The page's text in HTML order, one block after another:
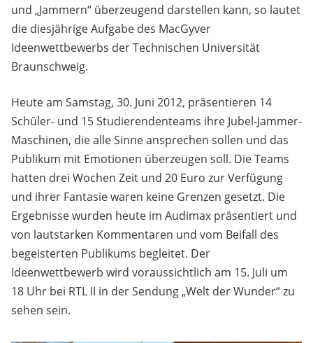
und „Jammern“ überzeugend darstellen kann, so lautet
die diesjährige Aufgabe des MacGyver
Ideenwettbewerbs der Technischen Universität
Braunschweig.
Heute am Samstag, 30. Juni 2012, präsentieren 14
Schüler- und 15 Studierendenteams ihre Jubel-Jammer-
Maschinen, die alle Sinne ansprechen sollen und das
Publikum mit Emotionen überzeugen soll. Die Teams
hatten drei Wochen Zeit und 20 Euro zur Verfügung
und ihrer Fantasie waren keine Grenzen gesetzt. Die
Ergebnisse wurden heute im Audimax präsentiert und
von lautstarken Kommentaren und vom Beifall des
begeisterten Publikums begleitet. Der
Ideenwettbewerb wird voraussichtlich am 15. Juli um
18 Uhr bei RTL II in der Sendung „Welt der Wunder“ zu
sehen sein.